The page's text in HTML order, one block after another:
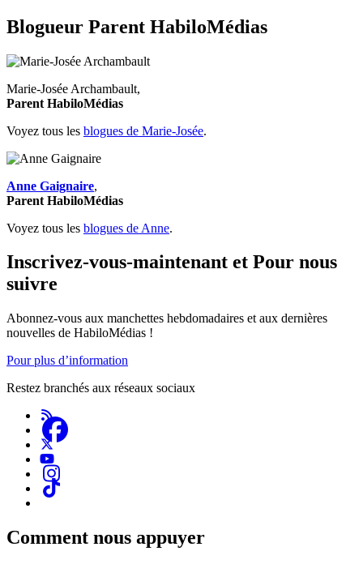
Blogueur Parent HabiloMédias
Marie-Josée Archambault,
Parent HabiloMédias
Voyez tous les blogues de Marie-Josée.
Anne Gaignaire,
Parent HabiloMédias
Voyez tous les blogues de Anne.
Inscrivez-vous-maintenant et Pour nous
suivre
Abonnez-vous aux manchettes hebdomadaires et aux dernières
nouvelles de HabiloMédias !
Pour plus d’information
Restez branchés aux réseaux sociaux
Comment nous appuyer